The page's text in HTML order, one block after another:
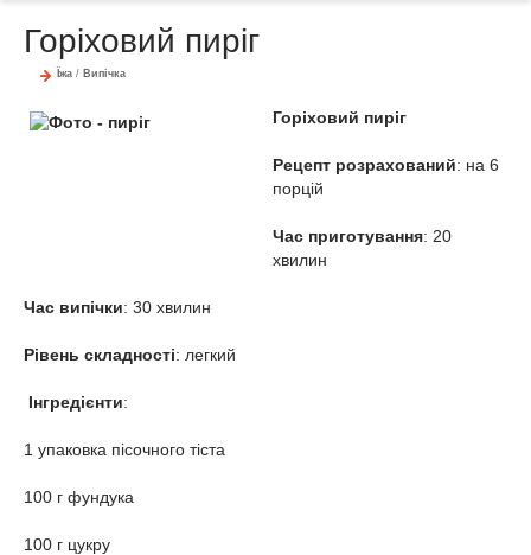
Горіховий пиріг
Їжа / Випічка
Горіховий пиріг
Рецепт розрахований: на 6
порцій
Час приготування: 20
хвилин
Час випічки: 30 хвилин
Рівень складності: легкий
Інгредієнти:
1 упаковка пісочного тіста
100 г фундука
100 г цукру